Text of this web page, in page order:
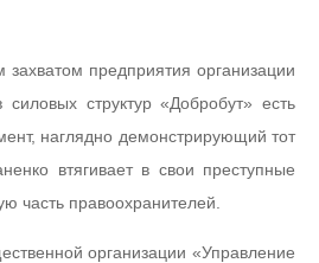
предприятия организации
структур «Добробут» есть
наглядно демонстрирующий тот
втягивает в свои преступные
часть правоохранителей.
организации «Управление